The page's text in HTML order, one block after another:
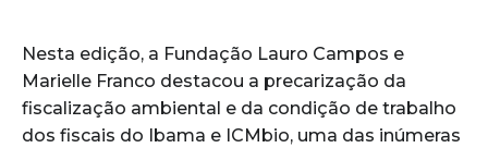
Nesta edição, a Fundação Lauro Campos e
Marielle Franco destacou a precarização da
fiscalização ambiental e da condição de trabalho
dos fiscais do Ibama e ICMbio, uma das inúmeras